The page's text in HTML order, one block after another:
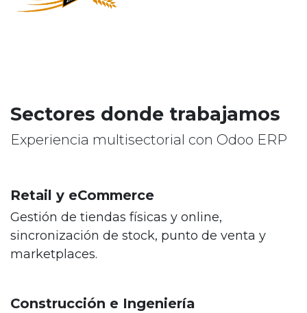
Sectores donde trabajamos
Experiencia multisectorial con Odoo ERP
Retail y eCommerce
Gestión de tiendas físicas y online,
sincronización de stock, punto de venta y
marketplaces.
Construcción e Ingeniería